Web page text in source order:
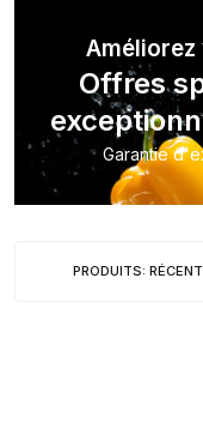
Améliorez
Offres
Garantie
PRODUITS: